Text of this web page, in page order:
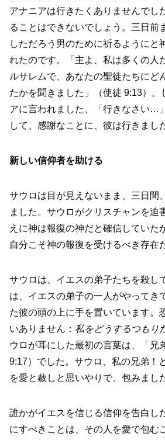
アナニアは行きたくありませんでし
ることはできないでしょう。三日前
しただろう男のために祈るようにと
れたのです。「主よ、私は多くの人
ルサレムで、あなたの聖徒たちにど
たかを聞きました」（使徒 9:13）。
アに言われました、「行きなさい…
して、感謝なことに、彼は行きまし
新しい信仰者を助ける
サウロは目が見えないまま、三日間
ました。サウロがクリスチャンを迫
えに神は報復の神だと確信していた
自分こそ神の報復を受けるべき存在
サウロは、イエスの弟子たちを殺し
は、イエスの弟子の一人がやってき
た彼の頭の上に手を置いています。
いありません： 私をどうするつもり
ウロが耳にした最初の言葉は、「
9:17）でした。サウロ、私の兄弟！
を愛と赦しと思いやりで、包みまし
誰かがイエスを信じる信仰を告白し
にすべきことは、その人を愛で包む